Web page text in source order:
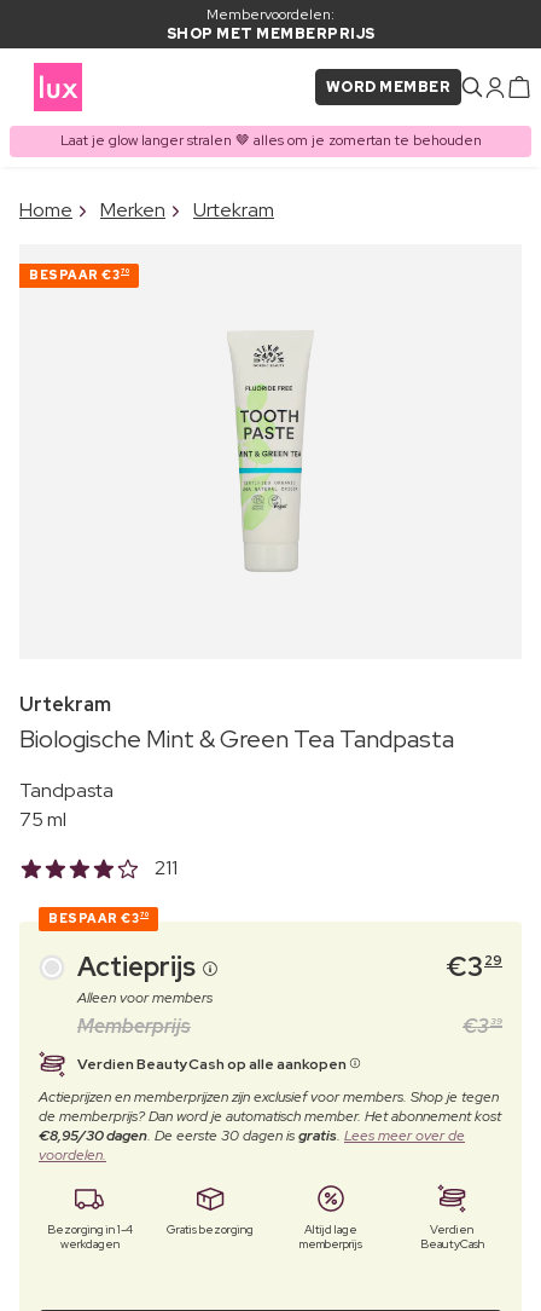
Membervoordelen:
SHOP MET MEMBERPRIJS
WORD MEMBER
Laat je glow langer stralen 🤎 alles om je zomertan te behouden
ITEM TOEGEVOEGD AAN
Home Merken Urtekram
BESPAAR €370
Urtekram
Biologische Mint & Green Tea Tandpasta
Tandpasta
75 ml
211
BESPAAR €370
Actieprijs €3 29
Alleen voor members
Memberprijs €339
Verdien BeautyCash op alle aankopen
Actieprijzen en memberprijzen zijn exclusief voor members. Shop je tegen
de memberprijs? Dan word je automatisch member. Het abonnement kost
€8,95/30 dagen. De eerste 30 dagen isgratis. Lees meer over de
voordelen.
Bezorging in 1-4
werkdagen
Gratis bezorging
Altijd lage
memberprijs
Verdien
BeautyCash